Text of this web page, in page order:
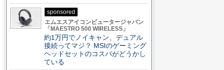
sponsored
エムエスアイコンピュータージャパン
「MAESTRO 500 WIRELESS」
約1万円でノイキャン、デュアル
接続ってマジ？ MSIのゲーミング
ヘッドセットのコスパがどうかし
ている